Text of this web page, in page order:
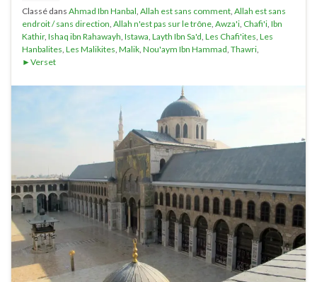
Classé dans Ahmad Ibn Hanbal Allah est sans comment Allah est sans
endroit / sans direction Allah n'est pas sur le trône Awza'i Chafi'i Ibn
Kathir, Ishaq ibn Rahawayh Istawa Layth Ibn Sa'd Les Chafi'ites Les
Hanbalites Les Malikites Malik Nou'aym Ibn Hammad Thawri
►Verset